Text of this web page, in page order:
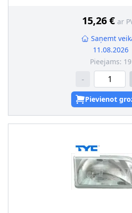
15,26 € ar
Saņemt
11.08.2026
Pieejams: 19
-
Pievienot